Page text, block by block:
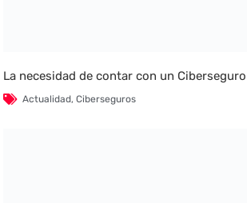
La necesidad de contar con un Ciberseguro
Actualidad,Ciberseguros